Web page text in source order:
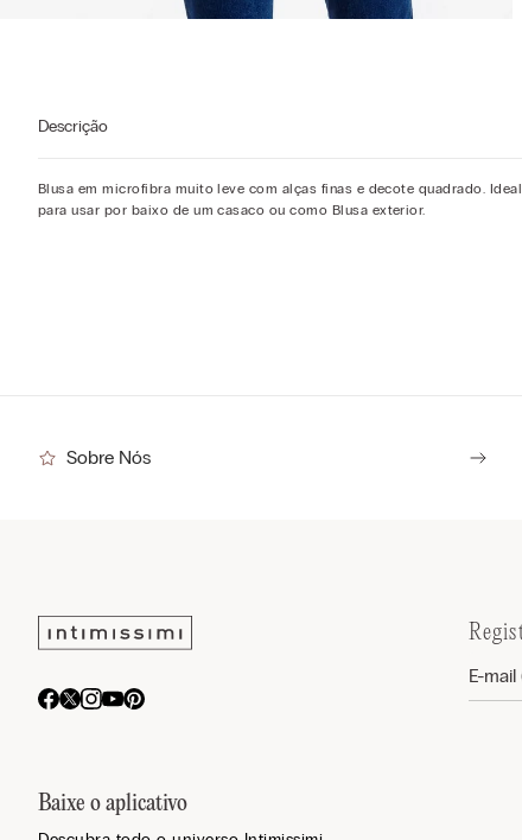
Descrição
Blusa em microfibra muito leve com alças finas e decote quadrado. Ideal
para usar por baixo de um casaco ou como Blusa exterior.
Sobre Nós
Baixe o aplicativo